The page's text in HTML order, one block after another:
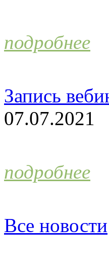
подробнее
Запись
07.07.2021
подробнее
Все новости